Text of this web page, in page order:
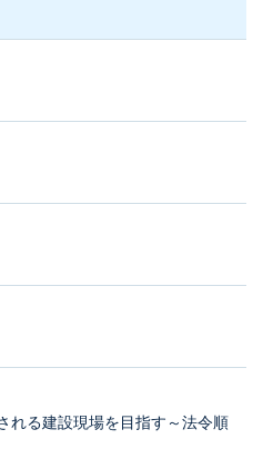
れる建設現場を目指す～法令順